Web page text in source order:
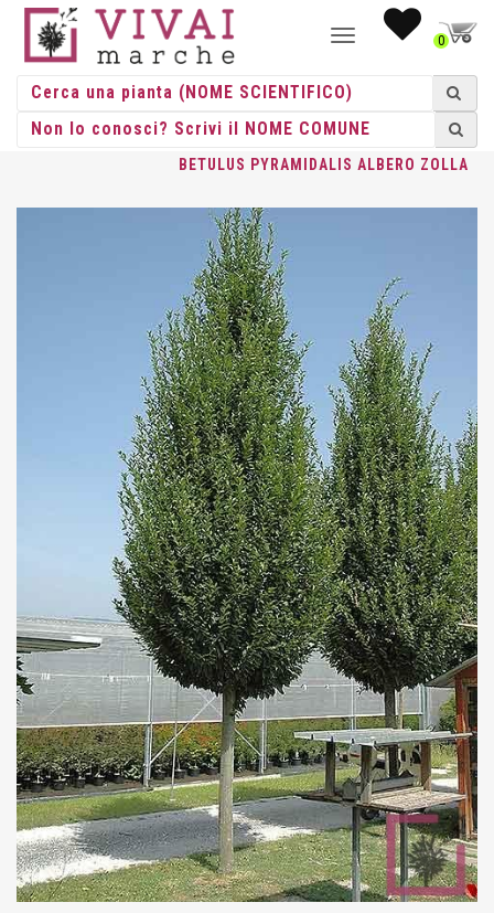
NAVIGAZIONE0
HOME/ALBERI /ALBERI ZOLLA/CARPINUS / CARPINUS
BETULUS PYRAMIDALIS ALBERO ZOLLA